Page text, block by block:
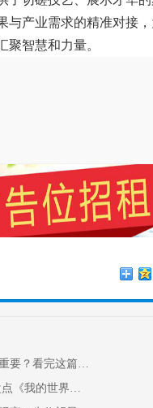
与产业需求的精准对接
聚智慧和力量。
发动机热效率有多重要？看完这篇让你秒
用一个就少一个 盘点《我的世界》里放